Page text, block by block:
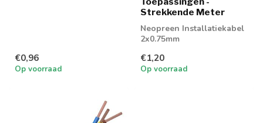
€0,96
Op voorraad
Strekkende Meter
Neopreen Installatiekabel
2x0.75mm
€1,20
Op voorraad